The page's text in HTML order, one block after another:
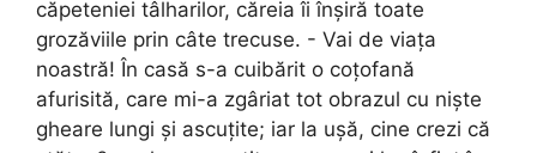
căpeteniei tâlharilor, căreia îi înșiră toate
grozăviile prin câte trecuse. - Vai de viața
noastră! În casă s-a cuibărit o coțofană
afurisită, care mi-a zgâriat tot obrazul cu niște
gheare lungi și ascuțite; iar la ușă, cine crezi că